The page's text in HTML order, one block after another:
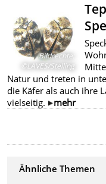
Bildrechte
©LAVES/Stelling
Natur und treten in
die Käfer als auch ihre
vielseitig.
mehr
Ähnliche Themen